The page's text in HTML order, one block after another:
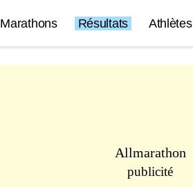
Marathons Résultats Athlètes
Allmarathon
publicité